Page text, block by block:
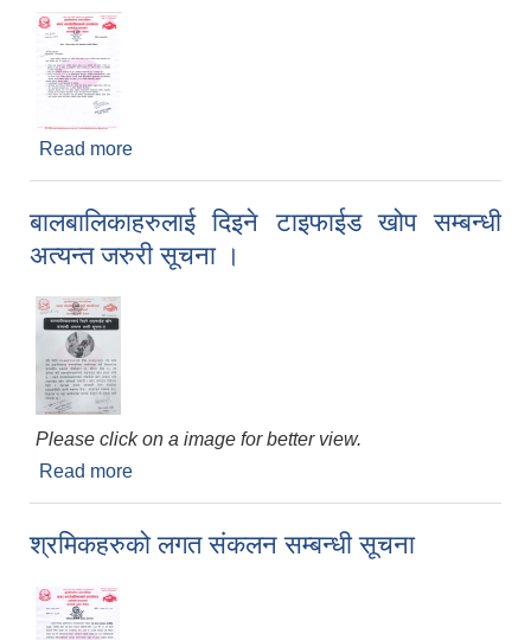
Read more
बालबालिकाहरुलाई दिइने टाइफाईड खोप सम्बन्धी
अत्यन्त जरुरी सूचना ।
Please click on a image for better view.
Read more
श्रमिकहरुको लगत संकलन सम्बन्धी सूचना